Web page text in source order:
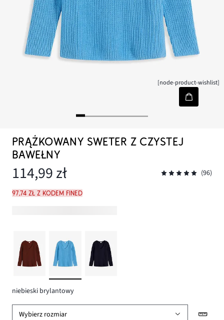
[node-product-wishlist]
PRĄŻKOWANY SWETER Z CZYSTEJ
BAWEŁNY
114,99 zł (96)
97,74 zł z kodem FINED
niebieski brylantowy
Wybierz rozmiar